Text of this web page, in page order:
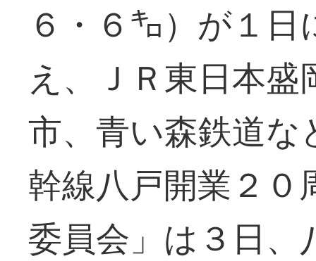
６・６㌔）が１
え、ＪＲ東日本
市、青い森鉄道
幹線八戸開業２０
委員会」は３日、